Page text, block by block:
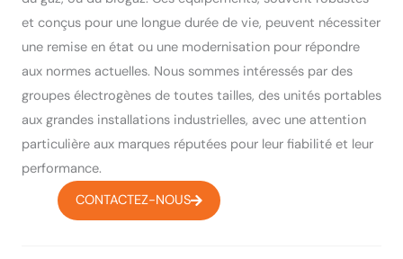
et conçus pour une longue durée de vie, peuvent nécessiter
une remise en état ou une modernisation pour répondre
aux normes actuelles. Nous sommes intéressés par des
groupes électrogènes de toutes tailles, des unités portables
aux grandes installations industrielles, avec une attention
particulière aux marques réputées pour leur fiabilité et leur
performance.
CONTACTEZ-NOUS